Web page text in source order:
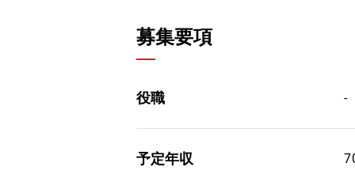
募集要項
役職 -
予定年収